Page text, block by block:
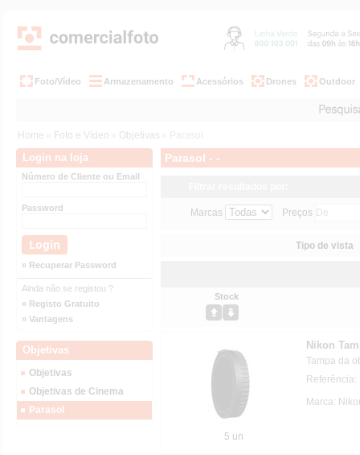
Foto/Vídeo Armazenamento Acessórios Drones Outdoor
Home » Foto e Vídeo » Objetivas » Parasol
Login na loja
Número de Cliente ou Email
Password
» Recuperar Password
Ainda não se registou ?
» Registo Gratuito
» Vantagens
Objetivas
Objetivas
Objetivas de Cinema
Parasol
Parasol - -
Marcas Preços
Tipo de vista
Stock
5 un
Nikon
Tampa da
Marca: